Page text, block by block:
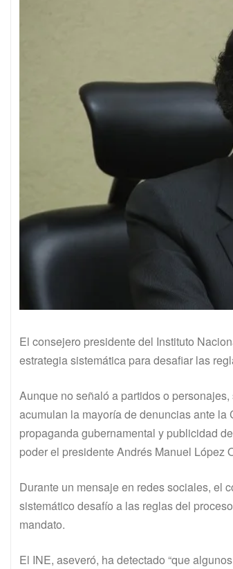
El consejero presidente del Instituto
estrategia sistemática para desafiar las
Aunque no señaló a partidos o
acumulan la mayoría de denuncias ante
propaganda gubernamental y publicidad
poder el presidente Andrés Manuel López
Durante un mensaje en redes sociales, el
sistemático desafío a las reglas del
mandato.
El INE, aseveró, ha detectado “que